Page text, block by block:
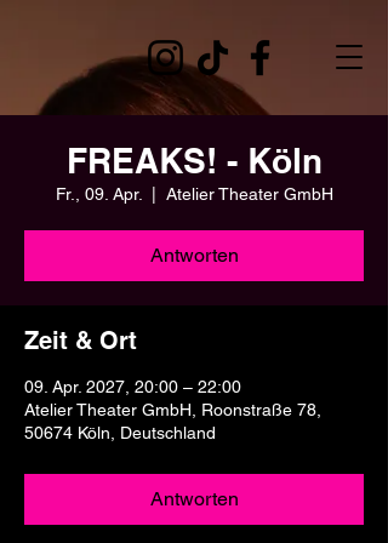
FREAKS! - Köln
Fr., 09. Apr. Atelier Theater GmbH
Antworten
Zeit & Ort
09. Apr. 2027, 20:00 – 22:00
Atelier Theater GmbH, Roonstraße 78,
50674 Köln, Deutschland
Antworten